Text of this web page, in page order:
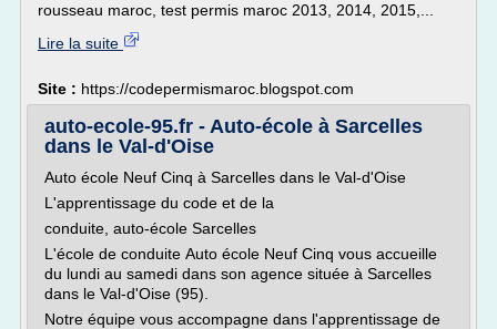
rousseau maroc, test permis maroc 2013, 2014, 2015,...
Lire la suite
Site : https://codepermismaroc.blogspot.com
auto-ecole-95.fr - Auto-école à Sarcelles
dans le Val-d'Oise
Auto école Neuf Cinq à Sarcelles dans le Val-d'Oise
L'apprentissage du code et de la
conduite, auto-école Sarcelles
L'école de conduite Auto école Neuf Cinq vous accueille
du lundi au samedi dans son agence située à Sarcelles
dans le Val-d'Oise (95).
Notre équipe vous accompagne dans l'apprentissage de